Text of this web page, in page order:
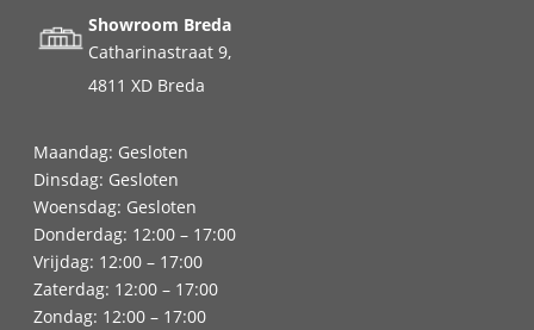
Showroom Breda
Catharinastraat 9,
4811 XD Breda
Maandag: Gesloten
Dinsdag: Gesloten
Woensdag: Gesloten
Donderdag: 12:00 – 17:00
Vrijdag: 12:00 – 17:00
Zaterdag: 12:00 – 17:00
Zondag: 12:00 – 17:00